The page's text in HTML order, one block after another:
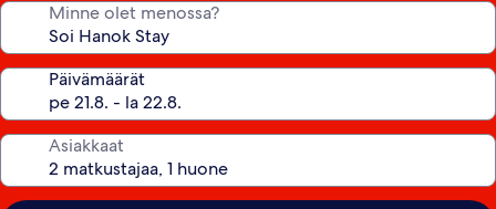
Minne olet menossa?
Päivämäärät
Asiakkaat